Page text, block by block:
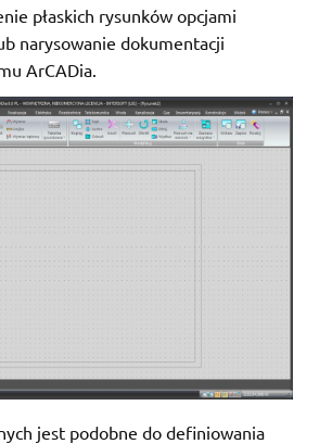
płaskich rysunków opcjami
narysowanie dokumentacji
ArCADia.
jest podobne do definiowania